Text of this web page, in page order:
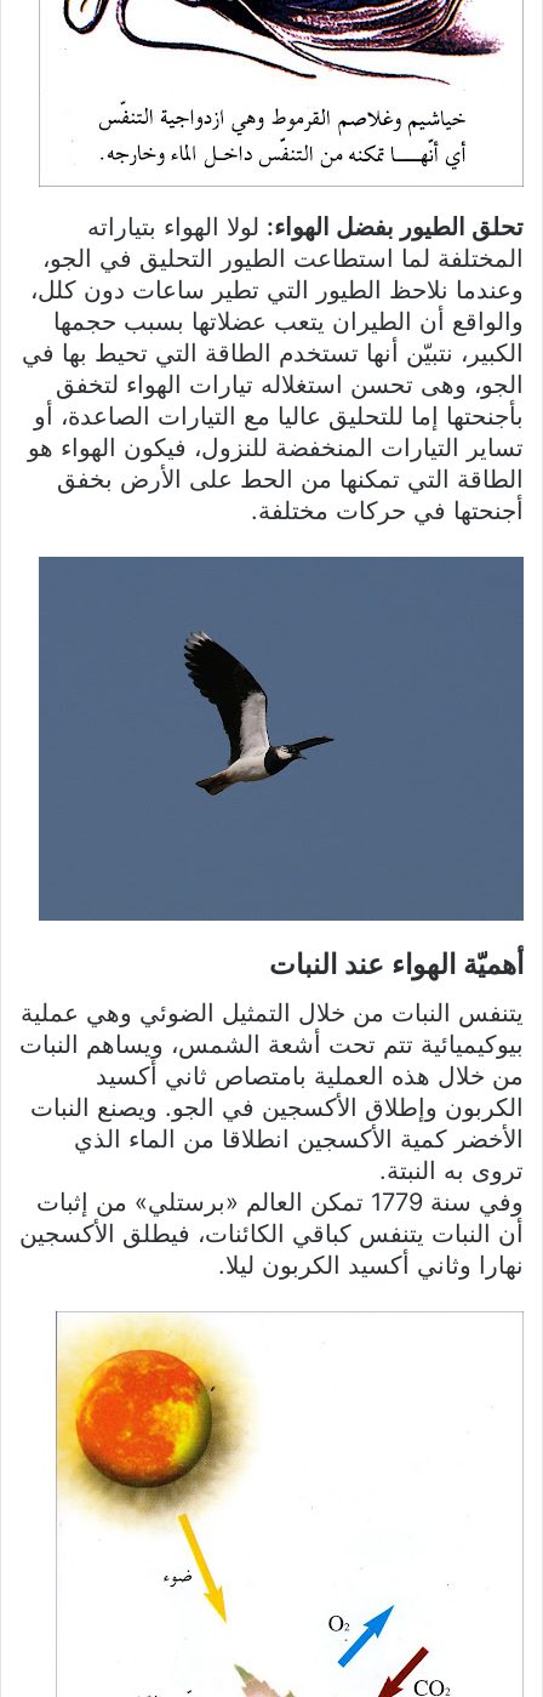
تحلق الطيور بفضل الهواء: لولا الهواء بتياراته
المختلفة لما استطاعت الطيور التحليق في الجو،
وعندما نلاحظ الطيور التي تطير ساعات دون كلل،
والواقع أن الطيران يتعب عضلاتها بسبب حجمها
الكبير، نتبيّن أنها تستخدم الطاقة التي تحيط بها في
الجو، وهى تحسن استغلاله تيارات الهواء لتخفق
بأجنحتها إما للتحليق عاليا مع التيارات الصاعدة، أو
تساير التيارات المنخفضة للنزول، فيكون الهواء هو
الطاقة التي تمكنها من الحط على الأرض بخفق
أجنحتها في حركات مختلفة.
أهميّة الهواء عند النبات
يتنفس النبات من خلال التمثيل الضوئي وهي عملية
بيوكيميائية تتم تحت أشعة الشمس، ويساهم النبات
من خلال هذه العملية بامتصاص ثاني أكسيد
الكربون وإطلاق الأكسجين في الجو. ويصنع النبات
الأخضر كمية الأكسجين انطلاقا من الماء الذي
تروى به النبتة.
وفي سنة 1779 تمكن العالم «برستلي» من إثبات
أن النبات يتنفس كباقي الكائنات، فيطلق الأكسجين
نهارا وثاني أكسيد الكربون ليلا.